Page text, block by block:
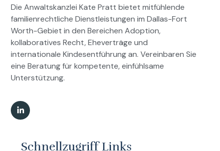
Die Anwaltskanzlei Kate Pratt bietet mitfühlende
familienrechtliche Dienstleistungen im Dallas-Fort
Worth-Gebiet in den Bereichen Adoption,
kollaboratives Recht, Eheverträge und
internationale Kindesentführung an. Vereinbaren Sie
eine Beratung für kompetente, einfühlsame
Unterstützung.
Schnellzugriff Links